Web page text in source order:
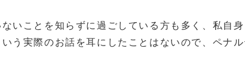
いことを知らずに過ごしている方も多く、私自
う実際のお話を耳にしたことはないので、ペナ